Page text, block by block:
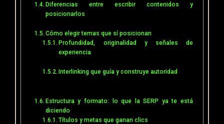
Diferencias entre escribir contenidos y
posicionarlos
Cómo elegir temas que sí posicionan
Profundidad, originalidad y señales de
experiencia
Interlinking que guía y construye autoridad
Estructura y formato: lo que la SERP ya te está
diciendo
Títulos y metas que ganan clics